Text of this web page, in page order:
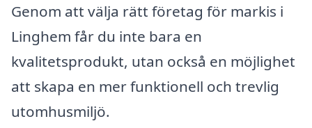
Genom att välja rätt företag för markis i
Linghem får du inte bara en
kvalitetsprodukt, utan också en möjlighet
att skapa en mer funktionell och trevlig
utomhusmiljö.